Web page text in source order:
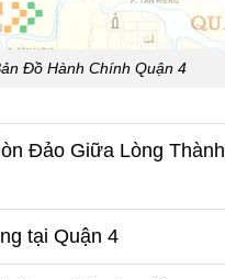
Đồ Hành Chính Quận 4
Đảo Giữa Lòng Thành
tại Quận 4